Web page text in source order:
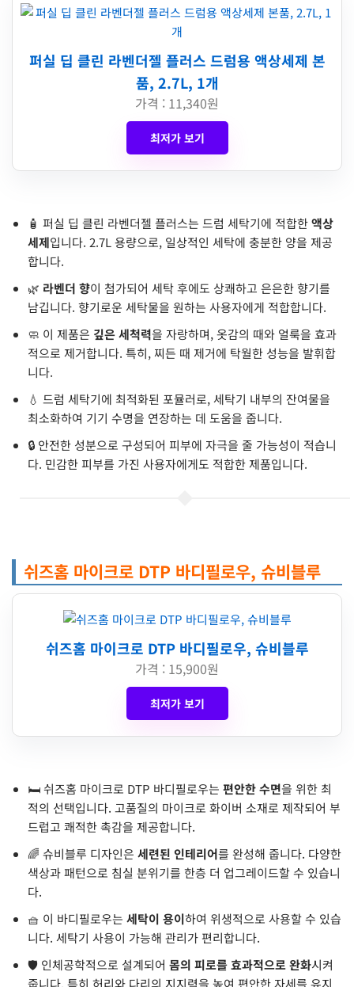
퍼실 딥 클린 라벤더젤 플러스 드럼용 액상세제 본
품, 2.7L, 1개
가격 : 11,340원
최저가 보기
🧴 퍼실 딥 클린 라벤더젤 플러스는 드럼 세탁기에 적합한액상
세제입니다. 2.7L 용량으로, 일상적인 세탁에 충분한 양을 제공
합니다.
🌿 라벤더 향이 첨가되어 세탁 후에도 상쾌하고 은은한 향기를
남깁니다. 향기로운 세탁물을 원하는 사용자에게 적합합니다.
🧼 이 제품은 깊은 세척력을 자랑하며, 옷감의 때와 얼룩을 효과
적으로 제거합니다. 특히, 찌든 때 제거에 탁월한 성능을 발휘합
니다.
💧 드럼 세탁기에 최적화된 포뮬러로, 세탁기 내부의 잔여물을
최소화하여 기기 수명을 연장하는 데 도움을 줍니다.
🔒 안전한 성분으로 구성되어 피부에 자극을 줄 가능성이 적습니
다. 민감한 피부를 가진 사용자에게도 적합한 제품입니다.
쉬즈홈 마이크로 DTP 바디필로우, 슈비블루
쉬즈홈 마이크로 DTP 바디필로우, 슈비블루
가격 : 15,900원
최저가 보기
🛏️ 쉬즈홈 마이크로 DTP 바디필로우는 편안한 수면을 위한 최
적의 선택입니다. 고품질의 마이크로 화이버 소재로 제작되어 부
드럽고 쾌적한 촉감을 제공합니다.
🌈 슈비블루 디자인은 세련된 인테리어를 완성해 줍니다. 다양한
색상과 패턴으로 침실 분위기를 한층 더 업그레이드할 수 있습니
다.
🧺 이 바디필로우는 세탁이 용이하여 위생적으로 사용할 수 있습
니다. 세탁기 사용이 가능해 관리가 편리합니다.
🛡️ 인체공학적으로 설계되어 몸의 피로를 효과적으로 완화시켜